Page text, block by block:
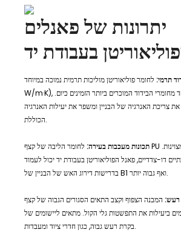
יתרונות של פאנלים
בעבודת יד
תרמי: לחומר פוליאוריטן מוליכות תרמית נמוכה במיוחד (כ-0.020-0.028
W/m·K), מה שהופך אותו לאחד מחומרי הבידוד המוכרים ביותר הזמינים כיום.
צריכת האנרגיה של הבניין ומשפר את יעילות האנרגיה
הכוללת.
תכונות מעכבות בעירה: לחומר הליבה של קצף PU תכונות מעכבות בעירה מצוינות.
דו-צדדיים, פאנל הפוליאוריטן בעבודת יד יכול לעמוד
בדרישות דירוג האש של הבניין של B1 ואף גבוה יותר.
רעש: המבנה הצפוף וקצב התאים הסגורים הגבוה של קצף
ביעילות את התפשטות גלי הקול. מתאים ליישומים של
בקרת רעש גבוה, כגון חדרי ציוד ומעבדות.